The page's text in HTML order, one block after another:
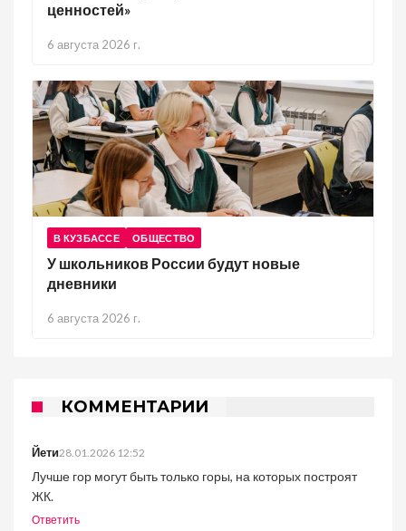
ценностей»
6 августа 2026 г.
В КУЗБАССЕ ОБЩЕСТВО
У школьников России будут новые
дневники
6 августа 2026 г.
КОММЕНТАРИИ
Йети28.01.2026 12:52
Лучше гор могут быть только горы, на которых построят
ЖК.
Ответить